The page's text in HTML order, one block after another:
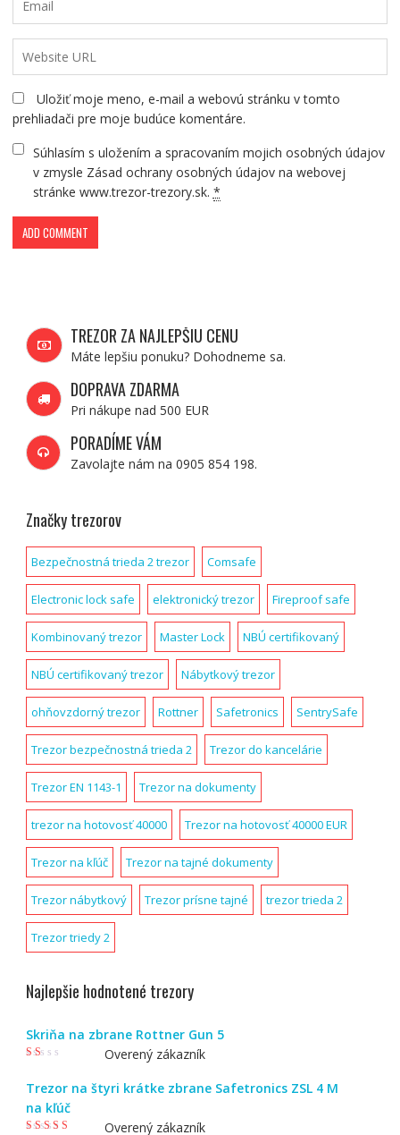
Uložiť moje meno, e-mail a webovú stránku v tomto
prehliadači pre moje budúce komentáre.
Súhlasím s uložením a spracovaním mojich osobných údajov
v zmysle Zásad ochrany osobných údajov na webovej
stránke www.trezor-trezory.sk. *
TREZOR ZA NAJLEPŠIU CENU
Máte lepšiu ponuku? Dohodneme sa.
DOPRAVA ZDARMA
Pri nákupe nad 500 EUR
PORADÍME VÁM
Zavolajte nám na 0905 854 198.
Značky trezorov
Bezpečnostná trieda 2 trezor Comsafe
Electronic lock safe elektronický trezor Fireproof safe
Kombinovaný trezor Master Lock NBÚ certifikovaný
NBÚ certifikovaný trezor Nábytkový trezor
ohňovzdorný trezor Rottner Safetronics SentrySafe
Trezor bezpečnostná trieda 2 Trezor do kancelárie
Trezor EN 1143-1 Trezor na dokumenty
trezor na hotovosť 40000 Trezor na hotovosť 40000 EUR
Trezor na kľúč Trezor na tajné dokumenty
Trezor nábytkový Trezor prísne tajné trezor trieda 2
Trezor triedy 2
Najlepšie hodnotené trezory
Skriňa na zbrane Rottner Gun 5
ote
1z
5
Overený zákazník
Trezor na štyri krátke zbrane Safetronics ZSL 4 M
na kľúč
Overený zákazník